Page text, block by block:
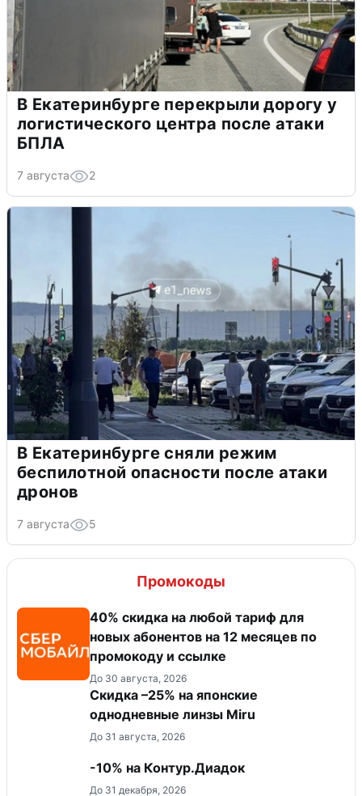
В Екатеринбурге перекрыли дорогу у
логистического центра после атаки
БПЛА
7 августа 2
В Екатеринбурге сняли режим
беспилотной опасности после атаки
дронов
7 августа 5
Промокоды
40% скидка на любой тариф для
новых абонентов на 12 месяцев по
промокоду и ссылке
До 30 августа, 2026
Скидка –25% на японские
однодневные линзы Miru
До 31 августа, 2026
-10% на Контур.Диадок
До 31 декабря, 2026